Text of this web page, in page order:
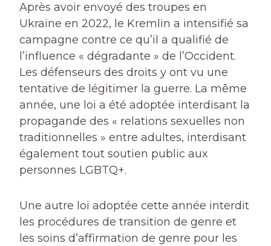
Après avoir envoyé des troupes en
Ukraine en 2022, le Kremlin a intensifié sa
campagne contre ce qu’il a qualifié de
l’influence « dégradante » de l’Occident.
Les défenseurs des droits y ont vu une
tentative de légitimer la guerre. La même
année, une loi a été adoptée interdisant la
propagande des « relations sexuelles non
traditionnelles » entre adultes, interdisant
également tout soutien public aux
personnes LGBTQ+.
Une autre loi adoptée cette année interdit
les procédures de transition de genre et
les soins d’affirmation de genre pour les